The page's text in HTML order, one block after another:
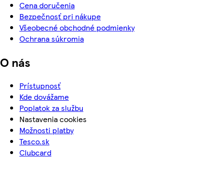
Cena doručenia
Bezpečnosť pri nákupe
Všeobecné obchodné podmienky
Ochrana súkromia
O nás
Prístupnosť
Kde dovážame
Poplatok za službu
Nastavenia cookies
Možnosti platby
Tesco.sk
Clubcard